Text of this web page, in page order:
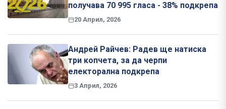
получава 70 995 гласа - 38% подкрепа
20 Април, 2026
Андрей Райчев: Радев ще натиска
три копчета, за да черпи
електорална подкрепа
3 Април, 2026